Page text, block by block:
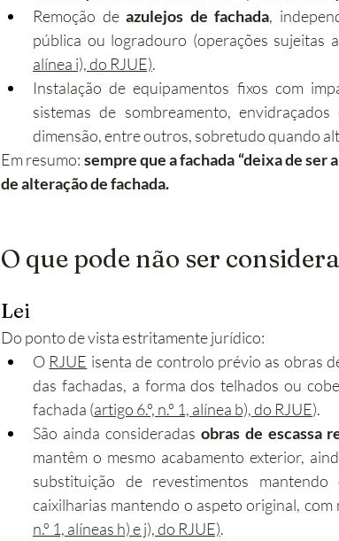
Remoção de azulejos de fachada,
pública ou logradouro (operações sujeitas
alínea i), do RJUE).
Instalação de equipamentos fixos com
sistemas de sombreamento,
dimensão, entre outros, sobretudo quando
Em resumo: sempre que a fachada “deixa de ser
de alteração de fachada.
O que pode não ser
Lei
Do ponto de vista estritamente jurídico:
O RJUE isenta de controlo prévio as obras
das fachadas, a forma dos telhados ou
fachada (artigo 6.º, n.º 1, alínea b), do RJUE).
São ainda consideradas obras de escassa
mantêm o mesmo acabamento exterior,
substituição de revestimentos
caixilharias mantendo o aspeto original,
n.º 1, alíneas h) e j), do RJUE).